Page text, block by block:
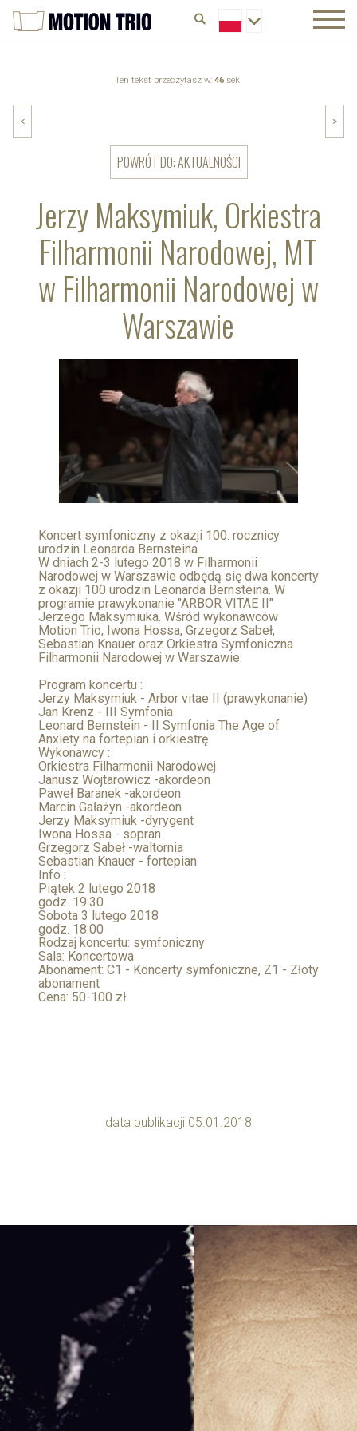
Ten tekst przeczytasz w: 46 sek.
Jerzy Maksymiuk, Orkiestra
Filharmonii Narodowej, MT
w Filharmonii Narodowej w
Warszawie
< >
POWRÓT DO: AKTUALNOŚCI
Koncert symfoniczny z okazji 100. rocznicy
urodzin Leonarda Bernsteina
W dniach 2-3 lutego 2018 w Filharmonii
Narodowej w Warszawie odbędą się dwa koncerty
z okazji 100 urodzin Leonarda Bernsteina. W
programie prawykonanie "ARBOR VITAE II"
Jerzego Maksymiuka. Wśród wykonawców
Motion Trio, Iwona Hossa, Grzegorz Sabeł,
Sebastian Knauer oraz Orkiestra Symfoniczna
Filharmonii Narodowej w Warszawie.
Program koncertu :
Jerzy Maksymiuk - Arbor vitae II (prawykonanie)
Jan Krenz - III Symfonia
Leonard Bernstein - II Symfonia The Age of
Anxiety na fortepian i orkiestrę
Wykonawcy :
Orkiestra Filharmonii Narodowej
Janusz Wojtarowicz -akordeon
Paweł Baranek -akordeon
Marcin Gałażyn -akordeon
Jerzy Maksymiuk -dyrygent
Iwona Hossa - sopran
Grzegorz Sabeł -waltornia
Sebastian Knauer - fortepian
Info :
Piątek 2 lutego 2018
godz. 19:30
Sobota 3 lutego 2018
godz. 18:00
Rodzaj koncertu: symfoniczny
Sala: Koncertowa
Abonament: C1 - Koncerty symfoniczne, Z1 - Złoty
abonament
Cena: 50-100 zł
data publikacji 05.01.2018